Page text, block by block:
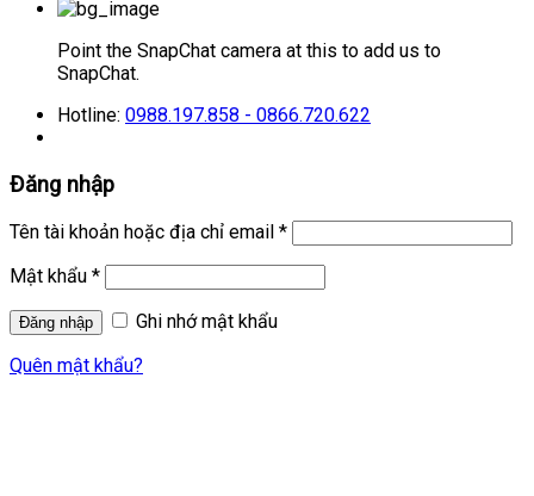
Point the SnapChat camera at this to add us to
SnapChat.
Hotline: 0988.197.858 - 0866.720.622
Đăng nhập
Tên tài khoản hoặc địa chỉ email *
Mật khẩu *
Ghi nhớ mật khẩu
Quên mật khẩu?